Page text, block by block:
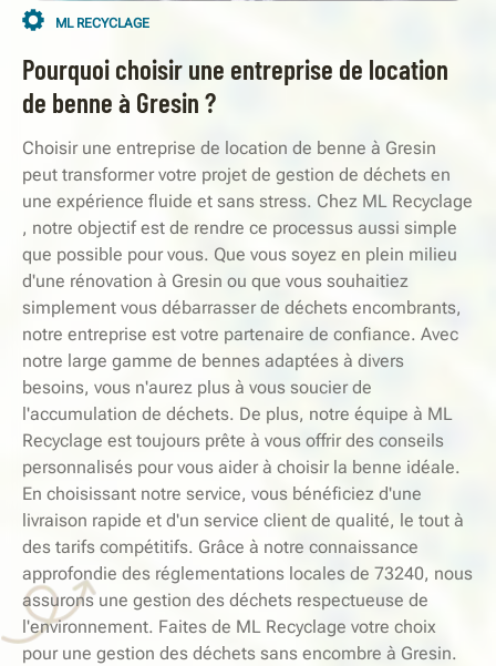
ML RECYCLAGE
Pourquoi choisir une entreprise de location
de benne à Gresin ?
Choisir une entreprise de location de benne à Gresin
peut transformer votre projet de gestion de déchets en
une expérience fluide et sans stress. Chez ML Recyclage
, notre objectif est de rendre ce processus aussi simple
que possible pour vous. Que vous soyez en plein milieu
d'une rénovation à Gresin ou que vous souhaitiez
simplement vous débarrasser de déchets encombrants,
notre entreprise est votre partenaire de confiance. Avec
notre large gamme de bennes adaptées à divers
besoins, vous n'aurez plus à vous soucier de
l'accumulation de déchets. De plus, notre équipe à ML
Recyclage est toujours prête à vous offrir des conseils
personnalisés pour vous aider à choisir la benne idéale.
En choisissant notre service, vous bénéficiez d'une
livraison rapide et d'un service client de qualité, le tout à
des tarifs compétitifs. Grâce à notre connaissance
approfondie des réglementations locales de 73240, nous
assurons une gestion des déchets respectueuse de
l'environnement. Faites de ML Recyclage votre choix
pour une gestion des déchets sans encombre à Gresin.